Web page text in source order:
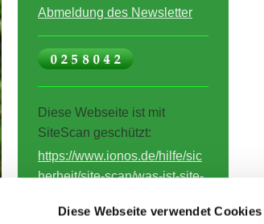
Diese Webseite verwendet Cookies
Abmeldung des Newsletter
Diese Webseite ist mit
SiteScan geschützt:
https://www.ionos.de/hilfe/sic
herheit/site-scan/was-ist-site-
bietet-es/